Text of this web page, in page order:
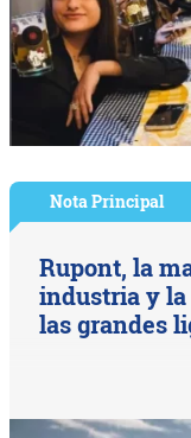
Nota Principal
Rupont, la
industria y
las grandes